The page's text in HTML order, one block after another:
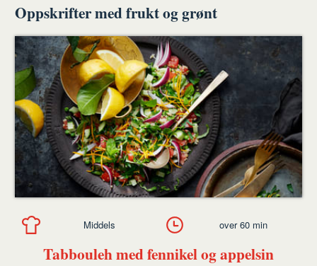
Oppskrifter med frukt og grønt
Tabbouleh med fennikel og appelsin
Middels over 60 min